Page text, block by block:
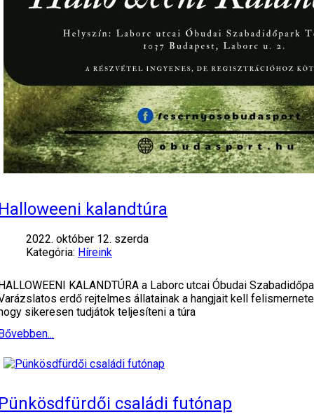
kalandtúra
2022. október 12. szerda
Kategória: Híreink
KALANDTÚRA a Laborc utcai Óbudai
erdő rejtelmes állatainak a hangjait kell
sikeresen tudjátok teljesíteni a túra
családi futónap